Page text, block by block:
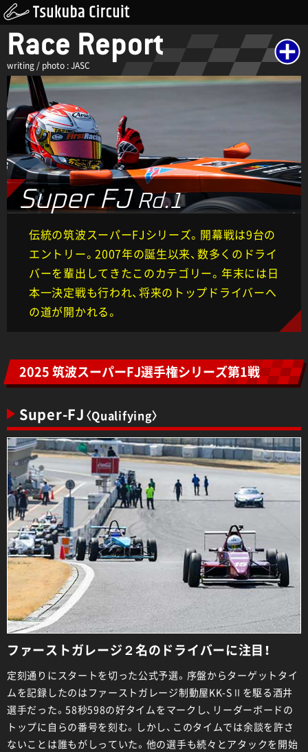
Race Report
writing / photo : JASC
Super FJRd.1
伝統の筑波スーパーFJシリーズ。開幕戦は9台の
エントリー。2007年の誕生以来、数多くのドライ
バーを輩出してきたこのカテゴリー。年末には日
本一決定戦も行われ、将来のトップドライバーへ
の道が開かれる。
2025 筑波スーパーFJ選手権シリーズ第1戦
Super-FJ 〈Qualifying〉
ファーストガレージ２名のドライバーに注目！
定刻通りにスタートを切った公式予選。序盤からターゲットタイ
ムを記録したのはファーストガレージ制動屋KK-SⅡを駆る酒井
選手だった。58秒598の好タイムをマークし、リーダーボードの
トップに自らの番号を刻む。しかし、このタイムでは余談を許さ
ないことは誰もがしっていた。他の選手も続々とアタックを開始